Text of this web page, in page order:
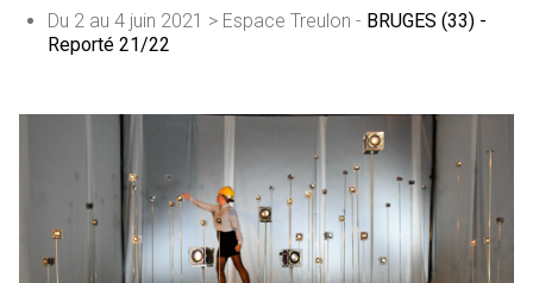
Du 2 au 4 juin 2021 > Espace Treulon - BRUGES (33) -
Reporté 21/22